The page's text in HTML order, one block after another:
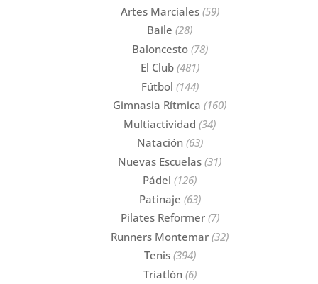
Artes Marciales(59)
Baile (28)
Baloncesto(78)
El Club(481)
Fútbol (144)
Gimnasia Rítmica (160)
Multiactividad (34)
Natación(63)
Nuevas Escuelas (31)
Pádel (126)
Patinaje (63)
Pilates Reformer(7)
Runners Montemar (32)
Tenis(394)
Triatlón(6)